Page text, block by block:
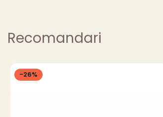
Recomandari
-26%